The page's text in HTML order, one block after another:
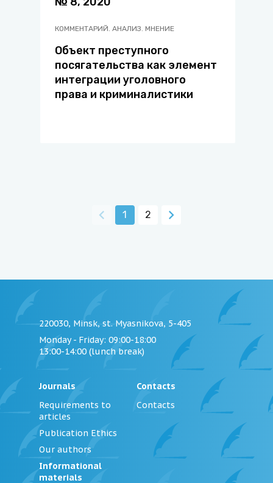
КОММЕНТАРИЙ. АНАЛИЗ. МНЕНИЕ
Объект преступного
посягательства как элемент
интеграции уголовного
права и криминалистики
1 2
220030, Minsk, st. Myasnikova, 5-405
Monday - Friday: 09:00-18:00
13:00-14:00 (lunch break)
Journals
Requirements to
articles
Publication Ethics
Our authors
Informational
materials
Contacts
Contacts